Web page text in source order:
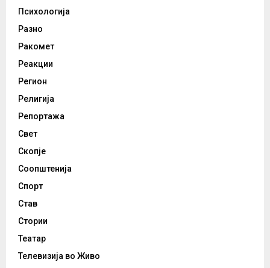
Психологија
Разно
Ракомет
Реакции
Регион
Религија
Репортажа
Свет
Скопје
Соопштенија
Спорт
Став
Стории
Театар
Телевизија во Живо